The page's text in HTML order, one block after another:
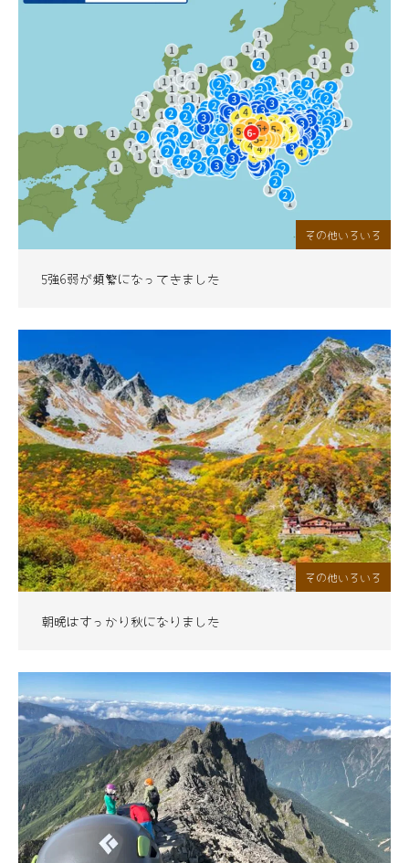
その他いろいろ
5強6弱が頻繁になってきました
その他いろいろ
朝晩はすっかり秋になりました